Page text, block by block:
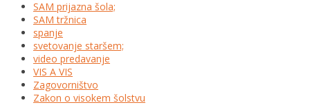
SAM prijazna šola;
SAM tržnica
spanje
svetovanje staršem;
video predavanje
VIS A VIS
Zagovorništvo
Zakon o visokem šolstvu